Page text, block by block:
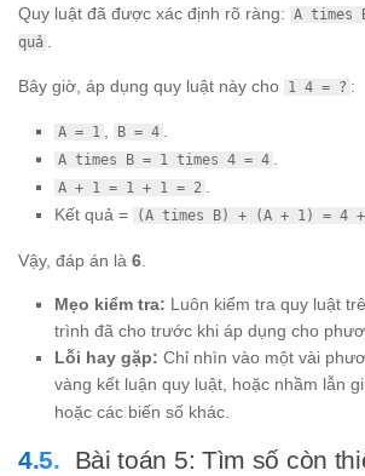
Quy luật đã được xác định rõ ràng: A times
quả
Bây giờ, áp dụng quy luật này cho 1 4 = ? :
A = 1 , B = 4 .
A times B = 1 times 4 = 4 .
A + 1 = 1 + 1 = 2 .
Kết quả =
(A times B) + (A + 1) = 4
Vậy, đáp án là 6.
Mẹo kiểm tra: Luôn kiểm tra quy luật
trình đã cho trước khi áp dụng cho
Lỗi hay gặp: Chỉ nhìn vào một vài
vàng kết luận quy luật, hoặc nhầm lẫn
hoặc các biến số khác.
Bài toán 5: Tìm số còn